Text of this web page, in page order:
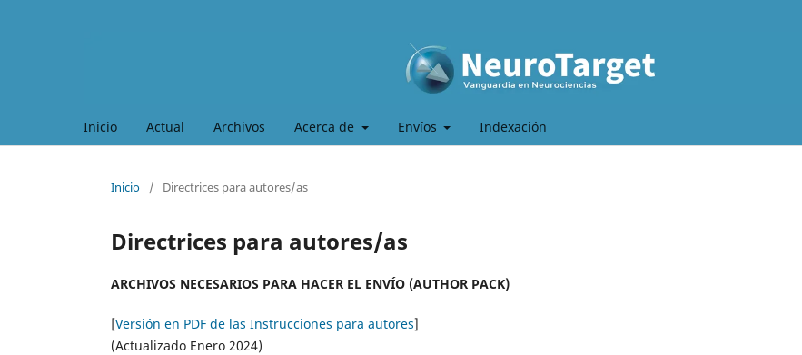
Inicio Actual Archivos Acerca de Envíos Indexación
Inicio / Directrices para autores/as
Directrices para autores/as
ARCHIVOS NECESARIOS PARA HACER EL ENVÍO (AUTHOR PACK)
[Versión en PDF de las Instrucciones para autores]
(Actualizado Enero 2024)